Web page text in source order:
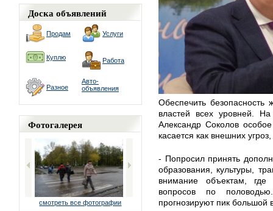
Доска объявлений
Продам Услуги
Куплю Работа
Разное
Авто-
объявления
Фотогалерея
смотреть все фотографии
Обеспечить
властей всех уровней.
Александр Соколов
касается как внешних
- Попросил принять
образования, культуры,
внимание объектам, где
вопросов по
прогнозируют пик большой